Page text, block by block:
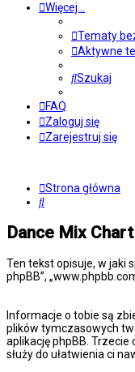
Więcej…
Tematy
Aktywne
Szukaj
FAQ
Zaloguj się
Zarejestruj się
Strona główna
Szukaj
Dance Mix
Ten tekst opisuje, w jaki
phpBB”,
Informacje o tobie są
plików tymczasowych
aplikację phpBB.
służy do ułatwienia ci